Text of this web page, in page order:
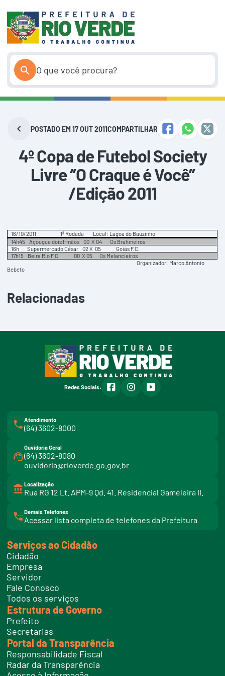
conteúdo
POSTADO EM 17 OUT 2011COMPARTILHAR
4º Copa de Futebol Society
Livre ‘’O Craque é Você’’
/Edição 2011
16/10/2011 1ª Rodada Local: Lagoa do Bauzinho
14h45 Açougue dois Irmãos 00 X 04 Os Brahmeiros
16h Supermercado César 02 X 05 Goiás F.C.
17h15 Beira Rio F.C. 00 X 05 Os Melancieiros
Organizador: Marco Antonio
Bebeto
Relacionadas
Redes Sociais: facebookinstagramyoutube
Atendimento
(64) 3602-8000
Ouvidoria Geral
(64) 3602-8080
ouvidoria@rioverde.go.gov.br
Localização
Rua RG 12 Lt. APM-9 Qd. 41. Residencial Gameleira II.
Demais Telefones
Acessar lista completa de telefones da Prefeitura
i
t
e
l
f
o
e
s
Serviços ao Cidadão
Cidadão
Empresa
Servidor
Fale Conosco
Todos os serviços
Estrutura de Governo
Prefeito
Secretarias
Portal da Transparência
Responsabilidade Fiscal
Radar da Transparência